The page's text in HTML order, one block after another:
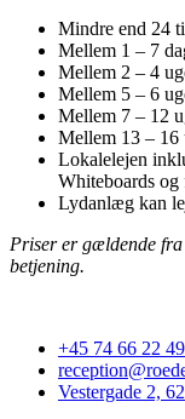
Mindre end 24
Mellem 1 – 7
Mellem 2 – 4
Mellem 5 – 6
Mellem 7 – 12
Mellem 13 – 16
Lokalelejen
Whiteboards og
Lydanlæg kan
Priser er gældende
betjening.
+45 74 66 22 49
Vestergade 2,